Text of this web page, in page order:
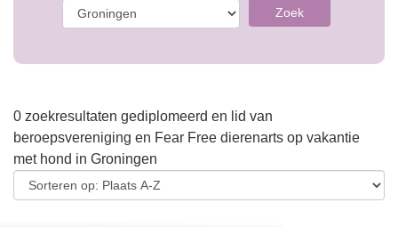
Zoek
0 zoekresultaten gediplomeerd en lid van
beroepsvereniging en Fear Free dierenarts op vakantie
met hond in Groningen